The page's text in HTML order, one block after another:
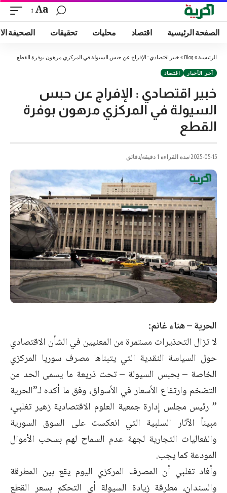
Aa
الصفحة الرئيسية اقتصاد محليات تحقيقات الصحيفة
الرئيسية »
Blog
» خبير اقتصادي : الإفراج عن حبس السيولة في المركزي مرهون بوفرة القطع
آخر الأخبار اقتصاد
خبير اقتصادي : الإفراج عن حبس
السيولة في المركزي مرهون بوفرة
القطع
2025-05-15 مدة القراءة 1 دقيقة/دقائق
الحرية – هناء غانم:
لا تزال التحذيرات مستمرة من المعنيين في الشأن الاقتصادي
حول السياسة النقدية التي يتبناها مصرف سوريا المركزي
الخاصة – بحبس السيولة – تحت ذريعة ما يسمى الحد من
التضخم وارتفاع الأسعار في الأسواق، وفق ما أكده لـ”الحرية
” رئيس مجلس إدارة جمعية العلوم الاقتصادية زهير تغلبي،
مبيناً الآثار السلبية التي انعكست على السوق السورية
والفعاليات التجارية لجهة عدم السماح لهم بسحب الأموال
المودعة كما يجب.
وأفاد تغلبي أن المصرف المركزي اليوم يقع بين المطرقة
والسندان، مطرقة زيادة السيولة أي التحكم بسعر القطع